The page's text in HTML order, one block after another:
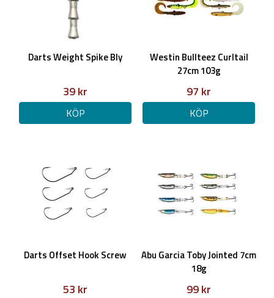
Darts Weight Spike Bly
39 kr
KÖP
Westin Bullteez Curltail
27cm 103g
97 kr
KÖP
Darts Offset Hook Screw
53 kr
Abu Garcia Toby Jointed 7cm
18g
99 kr